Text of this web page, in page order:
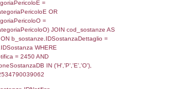
f_territori_limitrofi.Distanza,
FROM f_territori_limitrofi
ON